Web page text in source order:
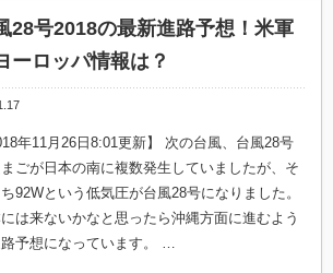
28号2018の最新進路予想！米軍
ーロッパ情報は？
年11月26日8:01更新】 次の台風、台風28号
ごが日本の南に複数発生していましたが、そ
92Wという低気圧が台風28号になりました。
には来ないかなと思ったら沖縄方面に進むよう
予想になっています。 …